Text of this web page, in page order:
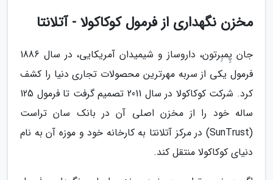
مخزن نگهداری از فرمول کوکاکولا - آتلانتا
جان پِمبِرتون، داروساز و شیمیدان آمریکایی، در سال 1886
فرمول یکی از سربه مهرترین محصولات تجاری دنیا را کشف
کرد. شرکت کوکاکولا در سال 2011 تصمیم گرفت تا فرمول 125
ساله خود را از مخزن اصلی آن در بانک سان تراست
(SunTrust) در مرکز آتلانتا به کارخانه خود و موزه آن به نام
دنیای کوکاکولا منتقل کند.